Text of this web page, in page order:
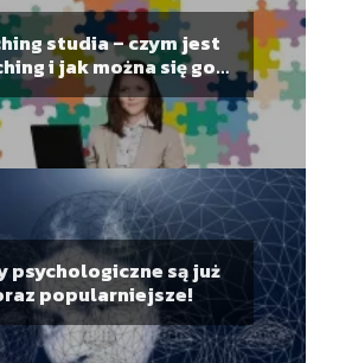
studia – czym jest
i jak można się go
nauczyć?
psychologiczne są już
popularniejsze!